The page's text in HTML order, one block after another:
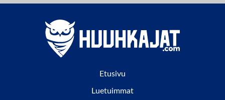
Etusivu
Luetuimmat